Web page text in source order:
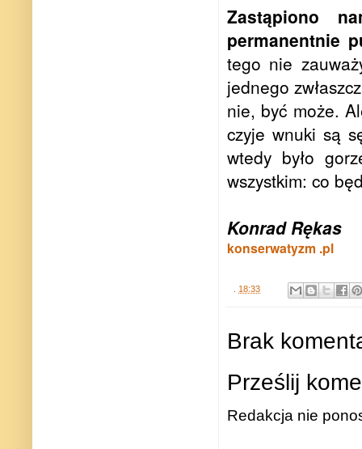
Zastąpiono
permanentnie
tego nie
jednego
nie, być może.
czyje wnuki są
wtedy było
wszystkim: co
Konrad Rękas
konserwatyzm .pl
. 18:33
Brak
Prześlij
Redakcja nie